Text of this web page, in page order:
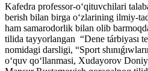
Kafedra professor-o‘qituvchilari
berish bilan birga o‘zlarining ilmiy-
ham samarodorlik bilan olib
tilida tayyorlangan “Dene tárbiyası
nomidagi darsligi, “Sport
o‘quv qo‘llanmasi, Xudayorov